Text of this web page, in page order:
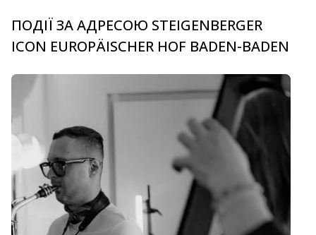
ПОДІЇ ЗА АДРЕСОЮ STEIGENBERGER
ICON EUROPÄISCHER HOF BADEN-BADEN
carousel.aria_current_slide